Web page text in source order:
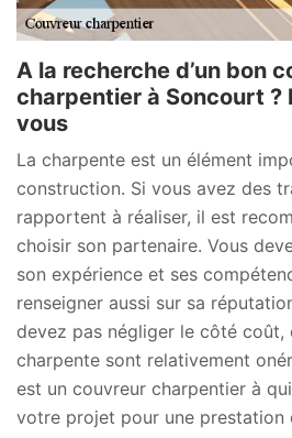
A la recherche d’un bon
charpentier à Soncourt ?
vous
La charpente est un élément
construction. Si vous avez des
rapportent à réaliser, il est
choisir son partenaire. Vous
son expérience et ses
renseigner aussi sur sa
devez pas négliger le côté coût,
charpente sont relativement
est un couvreur charpentier à
votre projet pour une prestation